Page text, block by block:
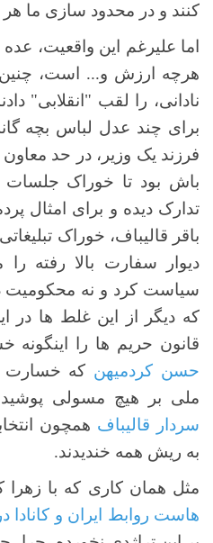
کنند و در محدود سازی ما هر
اما علیرغم این واقعیت،
هرچه ارزش و... است،
نادانی، را لقب "انقلابی"
برای چند عدل لباس بچه
فرزند یک وزیر، در حد معاون
باش بود تا خوراک جلسات
تدارک دیده و برای امثال
باقر قالیباف، خوراک
دیوار سفارت بالا رفته
سیاست کرد و نه محکومیت
که دیگر از این غلط ها در
قانون حریم ها را اینگونه
حسن کردمیهن که خسارت
ملی بر هیچ مسولی
سردار قالیباف همچون
به ریش همه خندیدند.
مثل همان کاری که با
هاست روابط ایران و